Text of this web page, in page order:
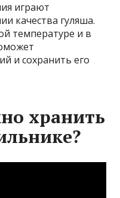
играют
качества гуляша.
температуре и в
и сохранить его
хранить